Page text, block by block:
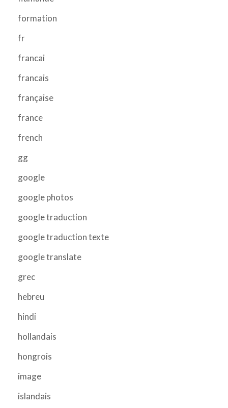
formation
fr
francai
francais
française
france
french
gg
google
google photos
google traduction
google traduction texte
google translate
grec
hebreu
hindi
hollandais
hongrois
image
islandais